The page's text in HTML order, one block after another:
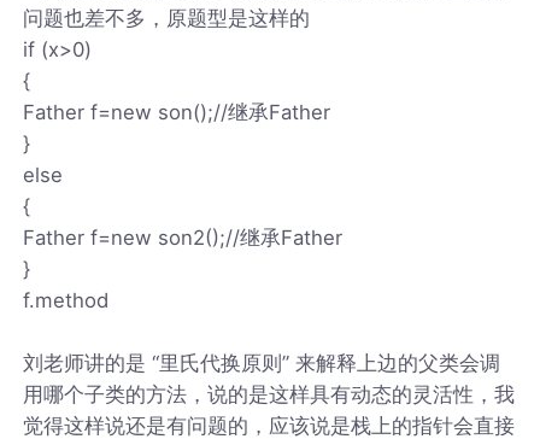
问题也差不多，原题型是这样的
if (x>0)
{
Father f=new son();//继承Father
}
else
{
Father f=new son2();//继承Father
}
f.method
刘老师讲的是 “里氏代换原则” 来解释上边的父类会调
用哪个子类的方法，说的是这样具有动态的灵活性，我
觉得这样说还是有问题的，应该说是栈上的指针会直接